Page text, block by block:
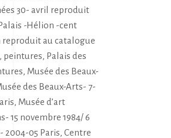
30- avril reproduit
-Hélion -cent
reproduit au catalogue
peintures, Palais des
Musée des Beaux-
des Beaux-Arts- 7-
Musée d’art
15 novembre 1984/ 6
2004-05 Paris, Centre